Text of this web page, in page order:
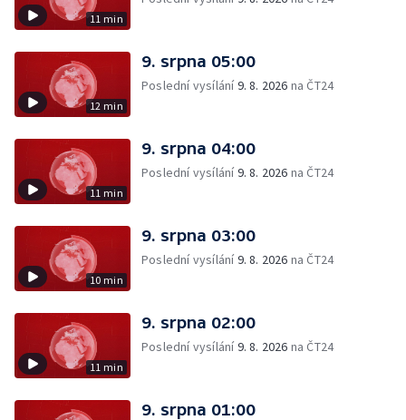
11 min
12 min
9. srpna 05:00
Poslední vysílání9. 8. 2026 na ČT24
11 min
9. srpna 04:00
Poslední vysílání9. 8. 2026 na ČT24
10 min
9. srpna 03:00
Poslední vysílání9. 8. 2026 na ČT24
11 min
9. srpna 02:00
Poslední vysílání9. 8. 2026 na ČT24
9. srpna 01:00